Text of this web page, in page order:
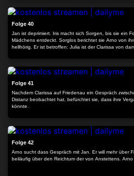
Folge 40
Jan ist deprimiert. Iris macht sich Sorgen, bis sie ein
Mädchens entdeckt. Sorglos berichtet sie Arno von
hellhörig. Er ist betroffen: Julia ist der Clarissa von
Folge 41
Nachdem Clarissa auf Friedenau ein Gespräch
Distanz beobachtet hat, befürchtet sie, dass ihre
könnte.
Folge 42
Arno sucht dass Gespräch mit Jan. Er will mehr über
beiläufig über den Reichtum der von Anstettens. Arno